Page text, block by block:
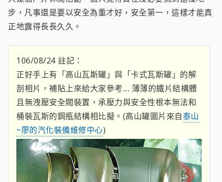
步，凡事還是要以安全為重才好，安全第一，這樣才能真
正地露得長長久久。
106/08/24 註記：
正好手上有「高山瓦斯罐」與「卡式瓦斯罐」的解
剖相片，補貼上來給大家參考... 薄薄的鐵片結構體
且無洩壓安全閥裝置，承壓力與安全性根本無法和
桶裝瓦斯的鋼瓶結構相比擬。(高山罐圖片來自泰山
~廖的汽化裝備維修中心)